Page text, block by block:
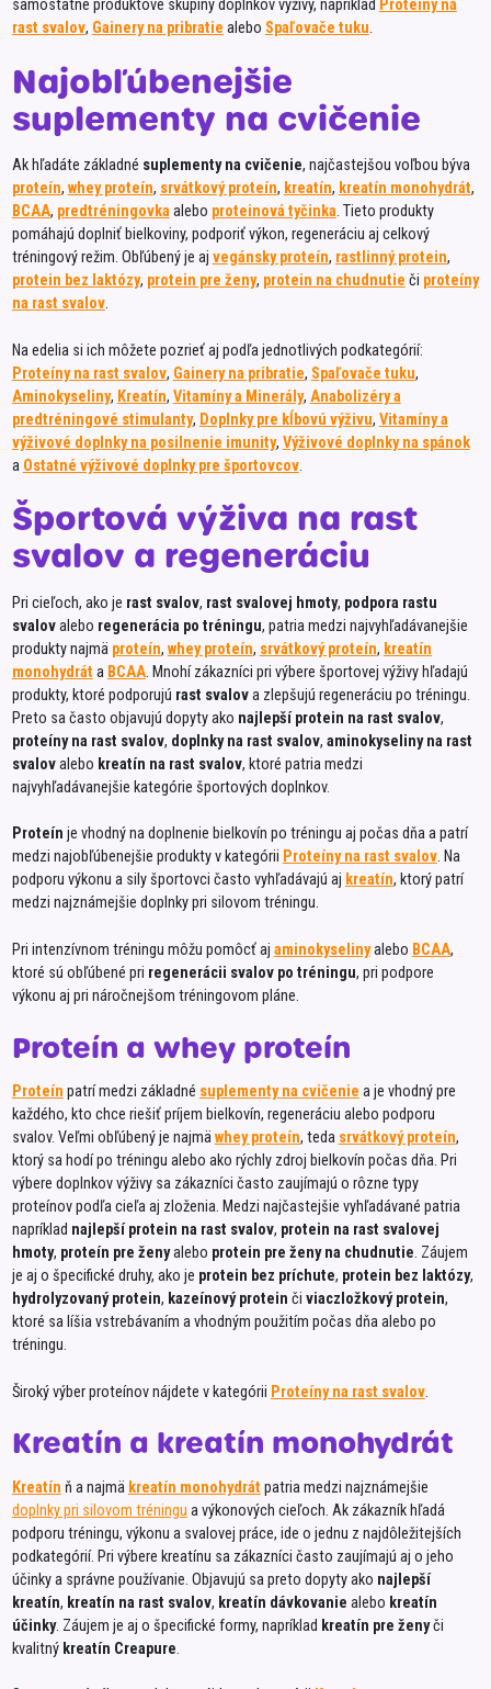
Iglo
samostatné produktové skupiny doplnkov výživy, napríklad Proteíny na
rast svalov, Gainery na pribratie alebo Spaľovače tuku.
Najobľúbenejšie
suplementy na cvičenie
Ak hľadáte základné suplementy na cvičenie, najčastejšou voľbou býva
proteín, whey proteín, srvátkový proteín, kreatín, kreatín monohydrát,
BCAA, predtréningovkaalebo proteinová tyčinka. Tieto produkty
pomáhajú doplniť bielkoviny, podporiť výkon, regeneráciu aj celkový
tréningový režim. Obľúbený je aj vegánsky proteín, rastlinný protein,
protein bez laktózy, protein pre ženy, protein na chudnutie či proteíny
na rast svalov.
Na edelia si ich môžete pozrieť aj podľa jednotlivých podkategórií:
Proteíny na rast svalov, Gainery na pribratie, Spaľovače tuku,
Aminokyseliny, Kreatín, Vitamíny a Minerály, Anabolizéry a
predtréningové stimulanty, Doplnky pre kĺbovú výživu, Vitamíny a
výživové doplnky na posilnenie imunity, Výživové doplnky na spánok
a Ostatné výživové doplnky pre športovcov.
Športová výživa na rast
svalov a regeneráciu
Pri cieľoch, ako je rast svalov, rast svalovej hmoty, podpora rastu
svalovalebo regenerácia po tréningu, patria medzi najvyhľadávanejšie
produkty najmä proteín, whey proteín, srvátkový proteín, kreatín
monohydrát a BCAA. Mnohí zákazníci pri výbere športovej výživy hľadajú
produkty, ktoré podporujú rast svalova zlepšujú regeneráciu po tréningu.
Preto sa často objavujú dopyty ako najlepší protein na rast svalov,
proteíny na rast svalov, doplnky na rast svalov, aminokyseliny na rast
svalovalebo kreatín na rast svalov, ktoré patria medzi
najvyhľadávanejšie kategórie športových doplnkov.
Proteín je vhodný na doplnenie bielkovín po tréningu aj počas dňa a patrí
medzi najobľúbenejšie produkty v kategórii Proteíny na rast svalov. Na
podporu výkonu a sily športovci často vyhľadávajú aj kreatín, ktorý patrí
medzi najznámejšie doplnky pri silovom tréningu.
Pri intenzívnom tréningu môžu pomôcť aj aminokyselinyalebo BCAA,
ktoré sú obľúbené pri regenerácii svalov po tréningu, pri podpore
výkonu aj pri náročnejšom tréningovom pláne.
Proteín a whey proteín
Proteín patrí medzi základné suplementy na cvičenie a je vhodný pre
každého, kto chce riešiť príjem bielkovín, regeneráciu alebo podporu
svalov. Veľmi obľúbený je najmäwhey proteín, teda srvátkový proteín,
ktorý sa hodí po tréningu alebo ako rýchly zdroj bielkovín počas dňa. Pri
výbere doplnkov výživy sa zákazníci často zaujímajú o rôzne typy
proteínov podľa cieľa aj zloženia. Medzi najčastejšie vyhľadávané patria
napríklad najlepší protein na rast svalov, protein na rast svalovej
hmoty, proteín pre ženyalebo protein pre ženy na chudnutie. Záujem
je aj o špecifické druhy, ako je protein bez príchute, protein bez laktózy,
hydrolyzovaný protein, kazeínový protein či viaczložkový protein,
ktoré sa líšia vstrebávaním a vhodným použitím počas dňa alebo po
tréningu.
Široký výber proteínov nájdete v kategórii Proteíny na rast svalov.
Kreatín a kreatín monohydrát
Kreatín ň a najmä kreatín monohydrát patria medzi najznámejšie
doplnky pri silovom tréningu a výkonových cieľoch. Ak zákazník hľadá
podporu tréningu, výkonu a svalovej práce, ide o jednu z najdôležitejších
podkategórií. Pri výbere kreatínu sa zákazníci často zaujímajú aj o jeho
účinky a správne používanie. Objavujú sa preto dopyty ako najlepší
kreatín, kreatín na rast svalov, kreatín dávkovanie alebo kreatín
účinky. Záujem je aj o špecifické formy, napríklad kreatín pre ženyči
kvalitný kreatín Creapure.